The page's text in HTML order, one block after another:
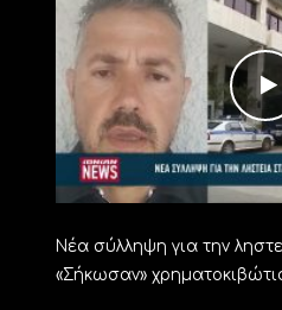
Νέα σύλληψη για την
«Σήκωσαν»